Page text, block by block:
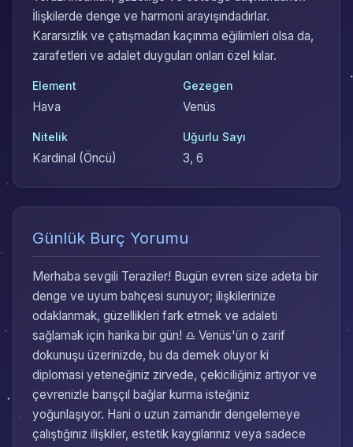
İlişkilerde denge ve harmoni arayışındadırlar.
Kararsızlık ve çatışmadan kaçınma eğilimleri olsa da,
zarafetleri ve adalet duyguları onları özel kılar.
Element
Hava
Gezegen
Venüs
Nitelik
Kardinal (Öncü)
Uğurlu Sayı
3, 6
Günlük Burç Yorumu
Merhaba sevgili Teraziler! Bugün evren size adeta bir
denge ve uyum bahçesi sunuyor; ilişkilerinize
odaklanmak, güzellikleri fark etmek ve adaleti
sağlamak için harika bir gün! ♎ Venüs'ün o zarif
dokunuşu üzerinizde, bu da demek oluyor ki
diplomasi yeteneğiniz zirvede, çekiciliğiniz artıyor ve
çevrenizle barışçıl bağlar kurma isteğiniz
yoğunlaşıyor. Hani o uzun zamandır dengelemeye
çalıştığınız ilişkiler, estetik kaygılarınız veya sadece